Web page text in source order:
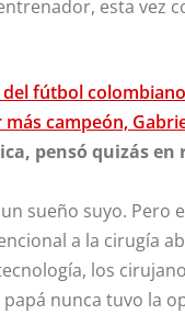
esta vez
fútbol
campeón,
pensó quizás
sueño suyo.
a la cirugía
los
nunca tuvo la